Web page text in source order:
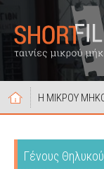
Η ΜΙΚΡΟΥ
Γένους Θηλυκού